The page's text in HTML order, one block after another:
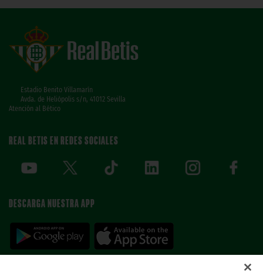
Estadio Benito Villamarín
Avda. de Heliópolis s/n, 41012 Sevilla
Atención al Bético
REAL BETIS EN REDES SOCIALES
DESCARGA NUESTRA APP